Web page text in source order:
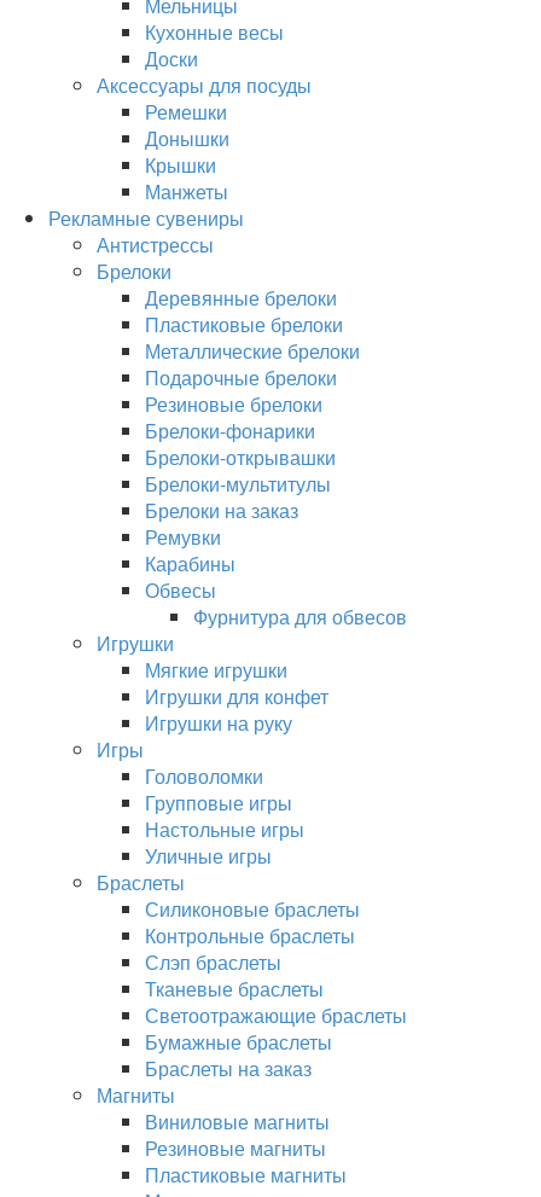
Кухонные весы
Доски
Аксессуары для посуды
Ремешки
Донышки
Крышки
Манжеты
Рекламные сувениры
Антистрессы
Брелоки
Деревянные брелоки
Пластиковые брелоки
Металлические брелоки
Подарочные брелоки
Резиновые брелоки
Брелоки-фонарики
Брелоки-открывашки
Брелоки-мультитулы
Брелоки на заказ
Ремувки
Карабины
Обвесы
Фурнитура для обвесов
Игрушки
Мягкие игрушки
Игрушки для конфет
Игрушки на руку
Игры
Головоломки
Групповые игры
Настольные игры
Уличные игры
Браслеты
Силиконовые браслеты
Контрольные браслеты
Слэп браслеты
Тканевые браслеты
Светоотражающие браслеты
Бумажные браслеты
Браслеты на заказ
Магниты
Виниловые магниты
Резиновые магниты
Пластиковые магниты